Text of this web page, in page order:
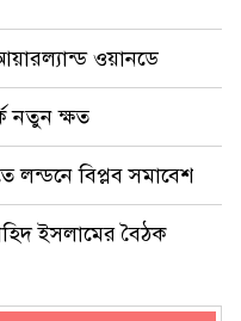
ওয়ানডে
নতুন ক্ষত
লন্ডনে বিপ্লব সমাবেশ
ইসলামের বৈঠক